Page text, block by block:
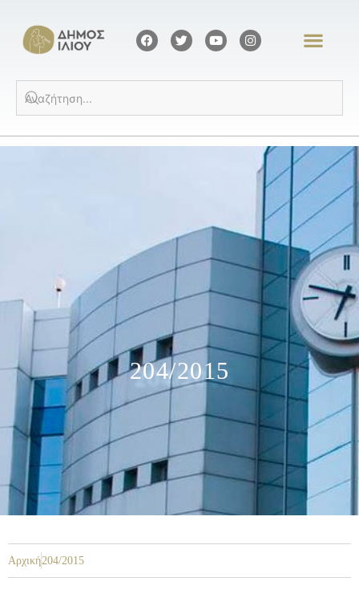
204/2015
Αρχική204/2015